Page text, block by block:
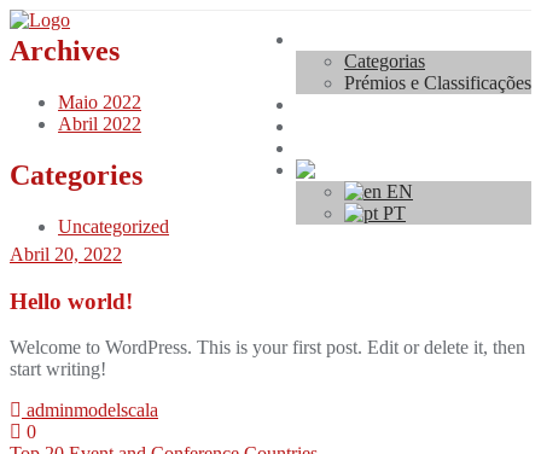
Skip
to
content
Categorias
Prémios e Classificações
EN
PT
Abril 20, 2022
Hello world!
Welcome to WordPress. This is your first post. Edit or delete it, then
start writing!
adminmodelscala
0
Archives
Maio 2022
Abril 2022
Categories
Uncategorized